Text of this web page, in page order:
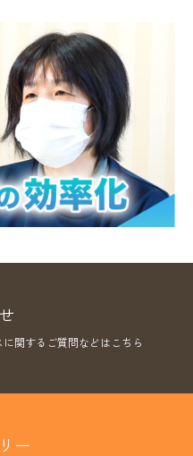
関するご質問などはこちら
ー